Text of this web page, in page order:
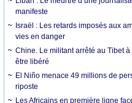
manifeste
Israël : Les retards imposés aux
vies en danger
Chine. Le militant arrêté au Tibet
être libéré
El Niño menace 49 millions de
riposte
Les Africains en première ligne